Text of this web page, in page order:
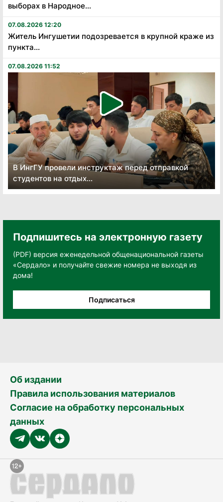
выборах в Народное...
07.08.2026 12:20
Житель Ингушетии подозревается в крупной краже из
пункта...
07.08.2026 11:52
В ИнгГУ провели инструктаж перед отправкой
студентов на отдых...
Подпишитесь на электронную газету
(PDF) версия еженедельной общенациональной газеты
«Сердало» и получайте свежие номера не выходя из
дома!
Подписаться
Об издании
Правила использования материалов
Согласие на обработку персональных
данных